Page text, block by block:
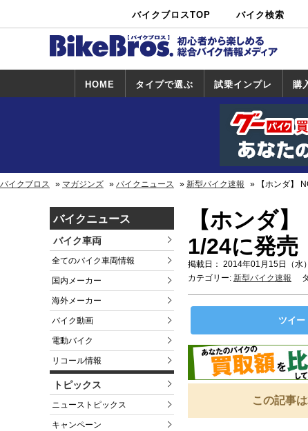
バイクブロスTOP バイク検索
中古バイ
ク・新車検
カタログ検
索
ショップ検
索
HOME タイプで選ぶ 試乗インプレ
試乗インプレ
一覧
ホンダ
ヤマハ
スズキ
カワサキ
ハーレー
BMW
トライアンフ
ドゥカティ
購
一
バイクブロス マガジンズ バイクニュース 新型バイク速報 【ホンダ】
バイクニュース
バイク車両
全てのバイク車両情報
国内メーカー
海外メーカー
バイク動画
電動バイク
リコール情報
トピックス
ニューストピックス
キャンペーン
【ホンダ
1/24に発売
掲載日： 2014年01月15日（水
カテゴリー: 新型バイク速報
ツイー
この記事